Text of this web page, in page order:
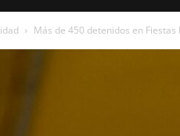
Más de 450 detenidos en